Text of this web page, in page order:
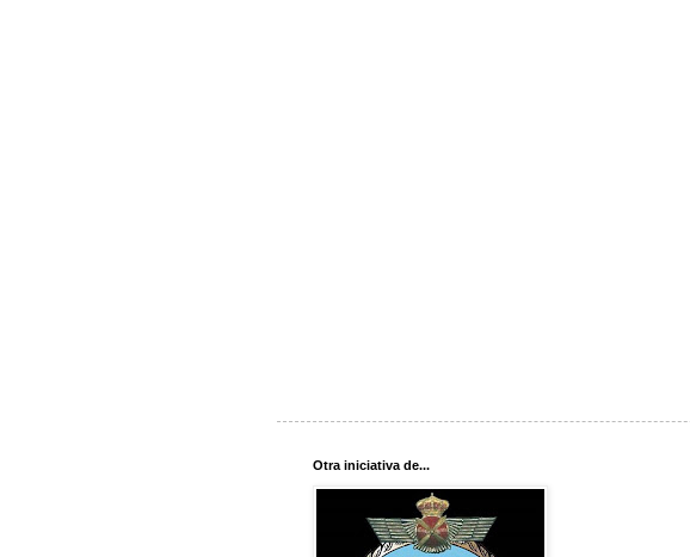
Otra iniciativa de...